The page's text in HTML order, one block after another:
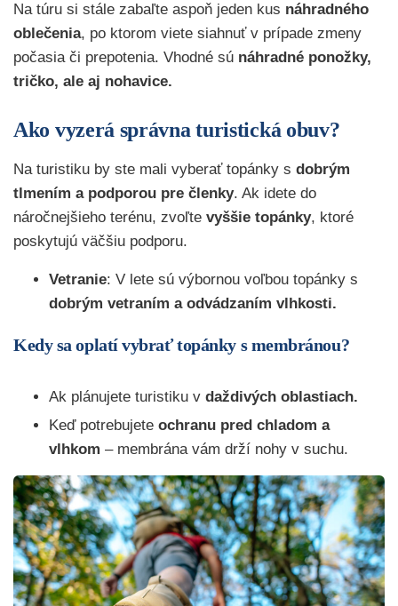
Na túru si stále zabaľte aspoň jeden kus náhradného
oblečenia, po ktorom viete siahnuť v prípade zmeny
počasia či prepotenia. Vhodné sú náhradné ponožky,
tričko, ale aj nohavice.
Ako vyzerá správna turistická obuv?
Na turistiku by ste mali vyberať topánky s dobrým
tlmením a podporou pre členky. Ak idete do
náročnejšieho terénu, zvoľte vyššie topánky, ktoré
poskytujú väčšiu podporu.
Vetranie: V lete sú výbornou voľbou topánky s
dobrým vetraním a odvádzaním vlhkosti.
Kedy sa oplatí vybrať topánky s membránou?
Ak plánujete turistiku v daždivých oblastiach.
Keď potrebujete ochranu pred chladom a
vlhkom – membrána vám drží nohy v suchu.